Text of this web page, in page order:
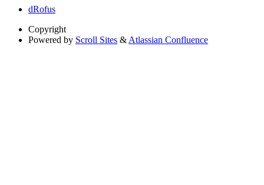
dRofus
Copyright
Powered by Scroll Sites & Atlassian Confluence